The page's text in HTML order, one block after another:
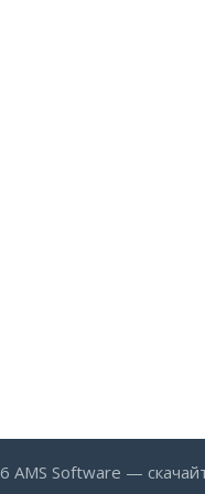
AMS Software —